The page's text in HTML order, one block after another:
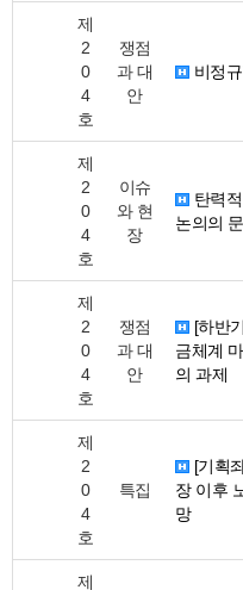
제
2
0
4
호
쟁점
과 대
안
비정
제
2
0
4
호
이슈
와 현
장
탄력
논의의
제
2
0
4
호
쟁점
과 대
안
[하반
금체계
의 과제
제
2
0
4
호
특집
[기획
장 이후
망
제